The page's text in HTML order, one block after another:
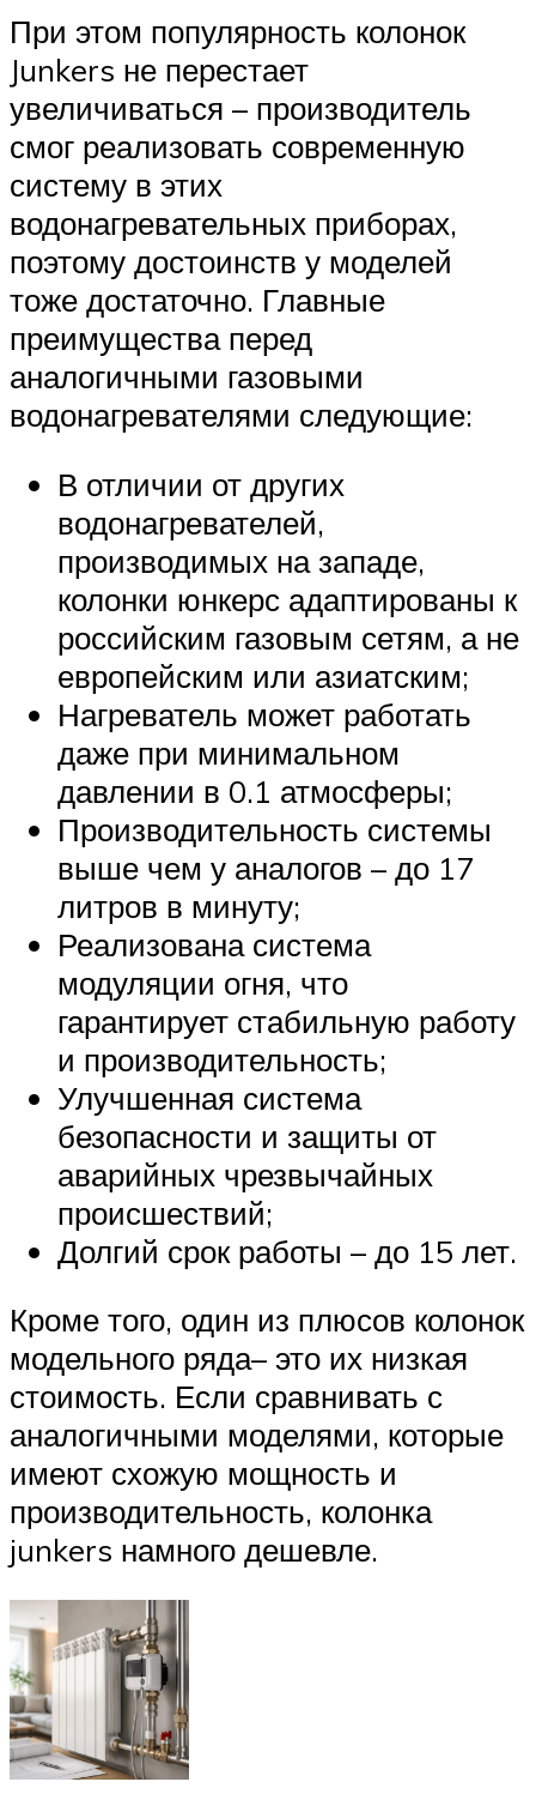
При этом популярность колонок
Junkers не перестает
увеличиваться – производитель
смог реализовать современную
систему в этих
водонагревательных приборах,
поэтому достоинств у моделей
тоже достаточно. Главные
преимущества перед
аналогичными газовыми
водонагревателями следующие:
В отличии от других
водонагревателей,
производимых на западе,
колонки юнкерс адаптированы к
российским газовым сетям, а не
европейским или азиатским;
Нагреватель может работать
даже при минимальном
давлении в 0.1 атмосферы;
Производительность системы
выше чем у аналогов – до 17
литров в минуту;
Реализована система
модуляции огня, что
гарантирует стабильную работу
и производительность;
Улучшенная система
безопасности и защиты от
аварийных чрезвычайных
происшествий;
Долгий срок работы – до 15 лет.
Кроме того, один из плюсов колонок
модельного ряда– это их низкая
стоимость. Если сравнивать с
аналогичными моделями, которые
имеют схожую мощность и
производительность, колонка
junkers намного дешевле.